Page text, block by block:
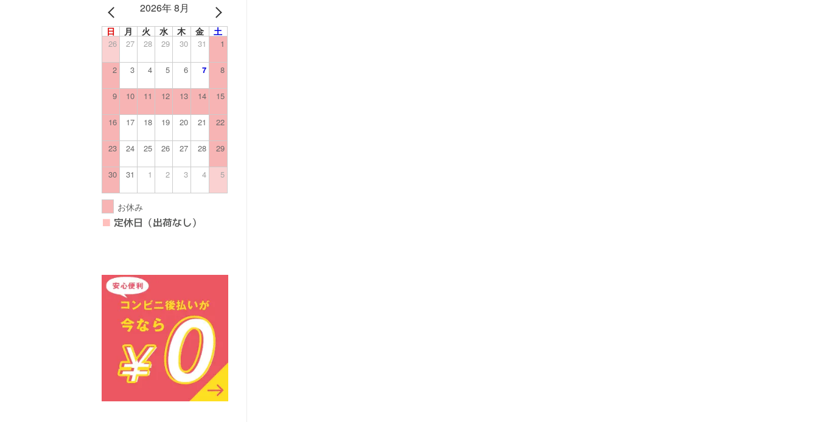
2026年 8月
日 月 火 水 木 金 土
26 27 28 29 30 31 1
2 3 4 5 6 7 8
9 10 11 12 13 14 15
16 17 18 19 20 21 22
23 24 25 26 27 28 29
30 31 1 2 3 4 5
お休み
■ 定休日（出荷なし）